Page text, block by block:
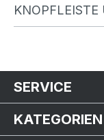
SERVICE
KATEGORIEN